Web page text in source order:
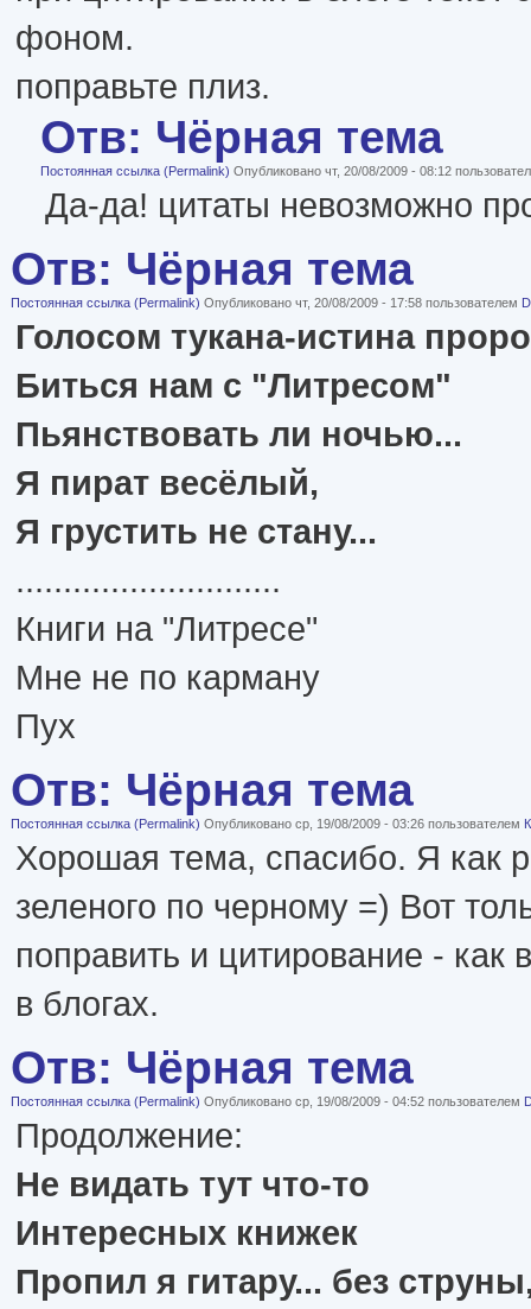
фоном.
поправьте плиз.
Отв: Чёрная тема
Постоянная ссылка (Permalink) Опубликовано чт, 20/08/2009 - 08:12
Да-да! цитаты невозможно
Отв: Чёрная тема
Постоянная ссылка (Permalink) Опубликовано чт, 20/08/2009 - 17:58 пользователем
Голосом тукана-истина
Биться нам с "Литресом"
Пьянствовать ли ночью...
Я пират весёлый,
Я грустить не стану...
............................
Книги на "Литресе"
Мне не по карману
Пух
Отв: Чёрная тема
Постоянная ссылка (Permalink) Опубликовано ср, 19/08/2009 - 03:26 пользователем
Хорошая тема, спасибо. Я как
зеленого по черному =) Вот
поправить и цитирование - как
в блогах.
Отв: Чёрная тема
Постоянная ссылка (Permalink) Опубликовано ср, 19/08/2009 - 04:52 пользователем
Продолжение:
Не видать тут что-то
Интересных книжек
Пропил я гитару... без